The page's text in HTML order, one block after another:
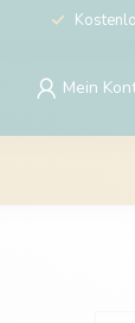
Mein